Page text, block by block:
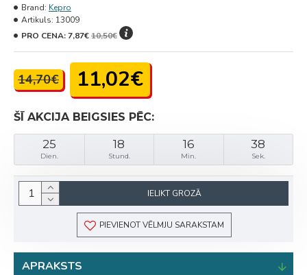
ŠĪ AKCIJA BEIGSIES PĒC:
25
Dien.
18
Stund.
16
Min.
38
Sek.
14,70€ 11,02€
Brand: Kepro
Artikuls: 13009
PRO CENA:7,87€10,50€
IELIKT GROZĀ
PIEVIENOT VĒLMJU SARAKSTAM
APRAKSTS